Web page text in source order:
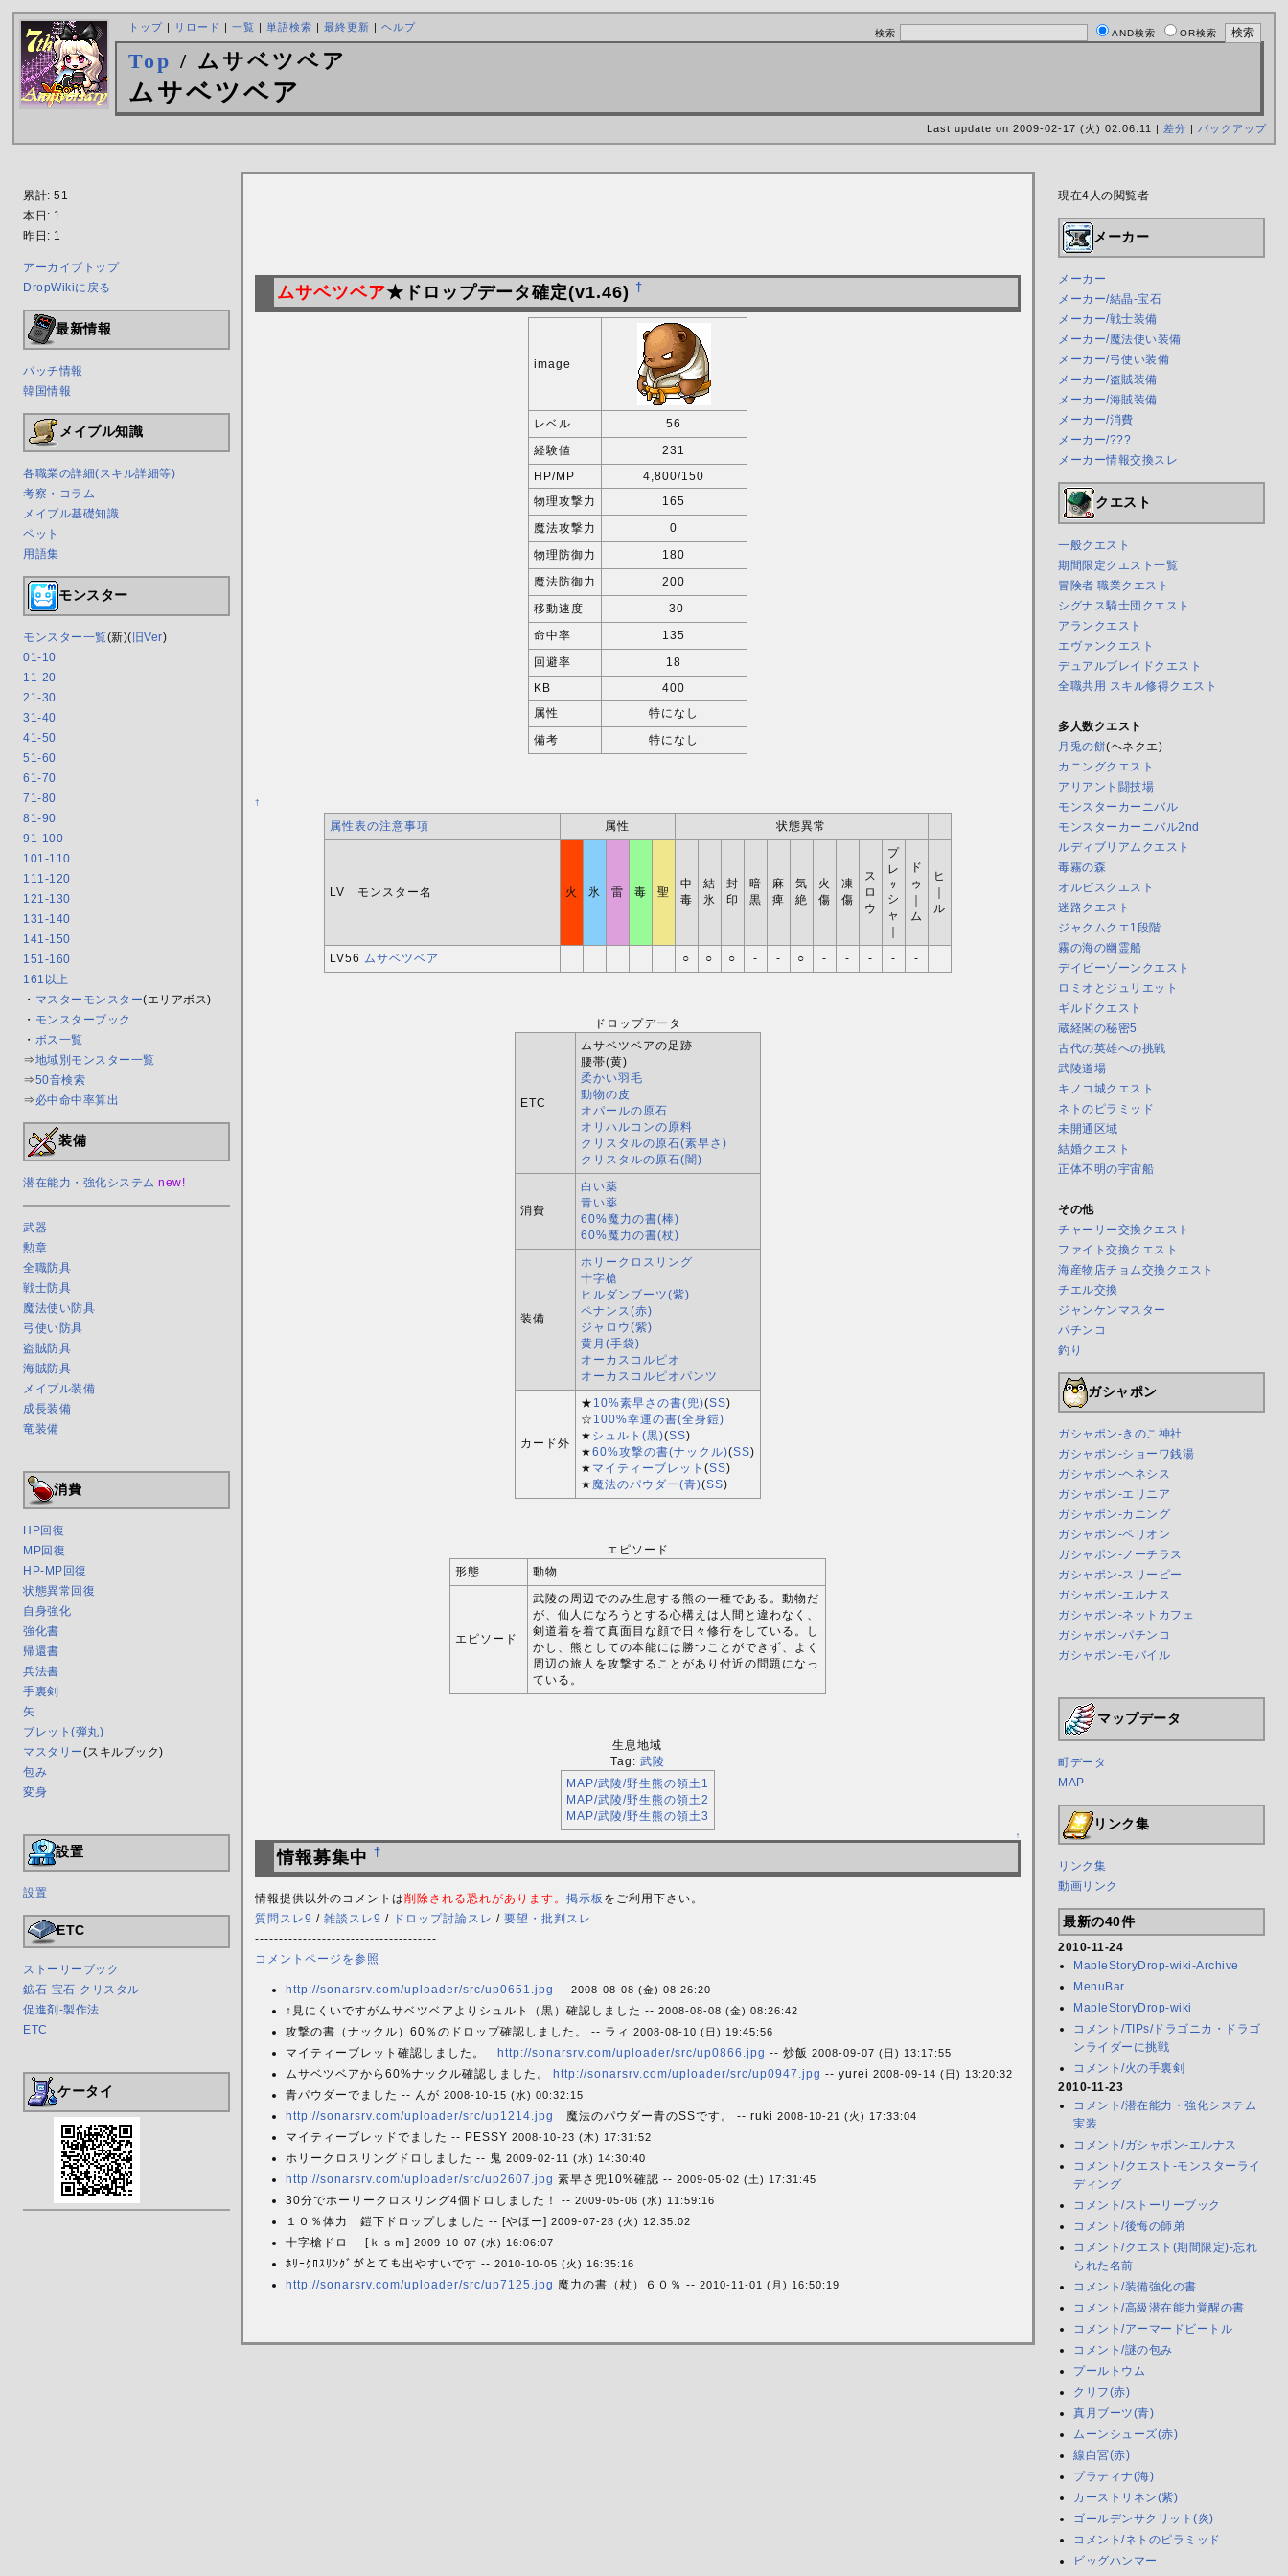
検索 AND検索 OR検索
トップ リロード |一覧 |単語検索 |最終更新 |ヘルプ
Top / ムサベツベア
ムサベツベア
Last update on 2009-02-17 (火) 02:06:11 | 差分 バックアップ
累計: 51
本日: 1
昨日: 1
アーカイブトップ
DropWikiに戻る
最新情報
パッチ情報
韓国情報
メイプル知識
各職業の詳細(スキル詳細等)
考察・コラム
メイプル基礎知識
ペット
用語集
モンスター
モンスター一覧(新)( 旧Ver)
01-10
11-20
21-30
31-40
41-50
51-60
61-70
71-80
81-90
91-100
101-110
111-120
121-130
131-140
141-150
151-160
161以上
・ マスターモンスター(エリアボス)
・ モンスターブック
・ ボス一覧
⇒地域別モンスター一覧
⇒50音検索
⇒ 必中命中率算出
装備
潜在能力・強化システム new!
武器
勲章
全職防具
戦士防具
魔法使い防具
弓使い防具
盗賊防具
海賊防具
メイプル装備
成長装備
竜装備
消費
HP回復
MP回復
HP-MP回復
状態異常回復
自身強化
強化書
帰還書
兵法書
手裏剣
矢
ブレット(弾丸)
マスタリー(スキルブック)
包み
変身
設置
設置
ETC
ストーリーブック
鉱石-宝石-クリスタル
促進剤-製作法
ETC
ケータイ
ムサベツベア★ドロップデータ確定(v1.46) †
image
レベル
56
経験値
231
HP/MP
4,800/150
物理攻撃力
165
魔法攻撃力
0
物理防御力
180
魔法防御力
200
移動速度
-30
命中率
135
回避率
18
KB
400
属性
特になし
備考
特になし
†
属性表の注意事項 属性 状態異常
LV モンスター名 火 氷 雷 毒 聖
中
毒
結
氷
封
印
暗
黒
麻
痺
気
絶
火
傷
凍
傷
ス
ロ
ウ
プ
レ
ｯ
シ
ャ
ド
ゥ
ム
ヒ
ル
LV56 ムサベツベア ○ ○ ○ - - ○ - - - - -
ドロップデータ
ETC
ムサベツベアの足跡
腰帯(黄)
柔かい羽毛
動物の皮
オパールの原石
オリハルコンの原料
クリスタルの原石(素早さ)
クリスタルの原石(闇)
消費
白い薬
青い薬
60%魔力の書(棒)
60%魔力の書(杖)
装備
ホリークロスリング
十字槍
ヒルダンブーツ(紫)
ペナンス(赤)
ジャロウ(紫)
黄月(手袋)
オーカスコルピオ
オーカスコルピオパンツ
カード外
★ 10%素早さの書(兜)(SS)
☆ 100%幸運の書(全身鎧)
★ シュルト(黒)(SS)
★60%攻撃の書(ナックル)(SS)
★ マイティーブレット (SS)
★ 魔法のパウダー(青)(SS)
エピソード
形態
動物
エピソード
武陵の周辺でのみ生息する熊の一種である。動物だ
が、仙人になろうとする心構えは人間と違わなく、
剣道着を着て真面目な顔で日々修行をしている。し
かし、熊としての本能には勝つことができず、よく
周辺の旅人を攻撃することがあり付近の問題になっ
ている。
生息地域
Tag: 武陵
MAP/武陵/野生熊の領土1
MAP/武陵/野生熊の領土2
MAP/武陵/野生熊の領土3
↑
情報募集中 †
情報提供以外のコメントは削除される恐れがあります。 掲示板 をご利用下さい。
質問スレ9 / 雑談スレ9 / ドロップ討論スレ / 要望・批判スレ
--------------------------------------
コメントページを参照
http://sonarsrv.com/uploader/src/up0651.jpg -- 2008-08-08 (金) 08:26:20
↑見にくいですがムサベツベアよりシュルト（黒）確認しました -- 2008-08-08 (金) 08:26:42
攻撃の書（ナックル）60％のドロップ確認しました。 -- ラィ 2008-08-10 (日) 19:45:56
マイティーブレット確認しました。 http://sonarsrv.com/uploader/src/up0866.jpg -- 炒飯 2008-09-07 (日) 13:17:55
ムサベツベアから60%ナックル確認しました。 http://sonarsrv.com/uploader/src/up0947.jpg -- yurei 2008-09-14 (日) 13:20:32
青パウダーでました -- んが 2008-10-15 (水) 00:32:15
http://sonarsrv.com/uploader/src/up1214.jpg 魔法のパウダー青のSSです。 -- ruki 2008-10-21 (火) 17:33:04
マイティーブレッドでました -- PESSY 2008-10-23 (木) 17:31:52
ホリークロスリングドロしました -- 鬼 2009-02-11 (水) 14:30:40
http://sonarsrv.com/uploader/src/up2607.jpg 素早さ兜10%確認 -- 2009-05-02 (土) 17:31:45
30分でホーリークロスリング4個ドロしました！ -- 2009-05-06 (水) 11:59:16
１０％体力 鎧下ドロップしました -- [やほー] 2009-07-28 (火) 12:35:02
十字槍ドロ -- [ｋｓｍ] 2009-10-07 (水) 16:06:07
ﾎﾘｰｸﾛｽﾘﾝｸﾞがとても出やすいです -- 2010-10-05 (火) 16:35:16
http://sonarsrv.com/uploader/src/up7125.jpg 魔力の書（杖）６０％ -- 2010-11-01 (月) 16:50:19
現在4人の閲覧者
メーカー
メーカー
メーカー/結晶-宝石
メーカー/戦士装備
メーカー/魔法使い装備
メーカー/弓使い装備
メーカー/盗賊装備
メーカー/海賊装備
メーカー/消費
メーカー/???
メーカー情報交換スレ
クエスト
一般クエスト
期間限定クエスト一覧
冒険者 職業クエスト
シグナス騎士団クエスト
アランクエスト
エヴァンクエスト
デュアルブレイドクエスト
全職共用 スキル修得クエスト
多人数クエスト
月兎の餅(ヘネクエ)
カニングクエスト
アリアント闘技場
モンスターカーニバル
モンスターカーニバル2nd
ルディブリアムクエスト
毒霧の森
オルビスクエスト
迷路クエスト
ジャクムクエ1段階
霧の海の幽霊船
デイビーゾーンクエスト
ロミオとジュリエット
ギルドクエスト
蔵経閣の秘密5
古代の英雄への挑戦
武陵道場
キノコ城クエスト
ネトのピラミッド
未開通区域
結婚クエスト
正体不明の宇宙船
その他
チャーリー交換クエスト
ファイト交換クエスト
海産物店チョム交換クエスト
チエル交換
ジャンケンマスター
パチンコ
釣り
ガシャポン
ガシャポン-きのこ神社
ガシャポン-ショーワ銭湯
ガシャポン-ヘネシス
ガシャポン-エリニア
ガシャポン-カニング
ガシャポン-ペリオン
ガシャポン-ノーチラス
ガシャポン-スリーピー
ガシャポン-エルナス
ガシャポン-ネットカフェ
ガシャポン-パチンコ
ガシャポン-モバイル
マップデータ
町データ
MAP
リンク集
リンク集
動画リンク
最新の40件
2010-11-24
MapleStoryDrop-wiki-Archive
MenuBar
MapleStoryDrop-wiki
コメント/TIPs/ドラゴニカ・ドラゴ
ンライダーに挑戦
コメント/火の手裏剣
2010-11-23
コメント/潜在能力・強化システム
実装
コメント/ガシャポン-エルナス
コメント/クエスト-モンスターライ
ディング
コメント/ストーリーブック
コメント/後悔の師弟
コメント/クエスト(期間限定)-忘れ
られた名前
コメント/装備強化の書
コメント/高級潜在能力覚醒の書
コメント/アーマードビートル
コメント/謎の包み
プールトウム
クリフ(赤)
真月ブーツ(青)
ムーンシューズ(赤)
線白宮(赤)
プラティナ(海)
カーストリネン(紫)
ゴールデンサクリット(炎)
コメント/ネトのピラミッド
ビッグハンマー